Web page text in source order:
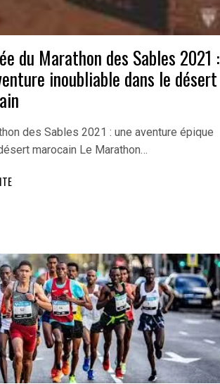
du Marathon des Sables 2021 :
inoubliable dans le désert
des Sables 2021 : une aventure épique
marocain Le Marathon…